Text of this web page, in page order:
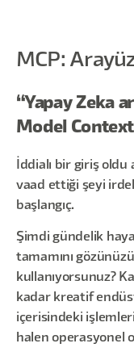
MCP:
“Yapay Zeka
Model
İddialı bir giriş
vaad ettiği şeyi
başlangıç.
Şimdi gündelik
tamamını
kullanıyorsunuz?
kadar kreatif
içerisindeki
halen operasyonel